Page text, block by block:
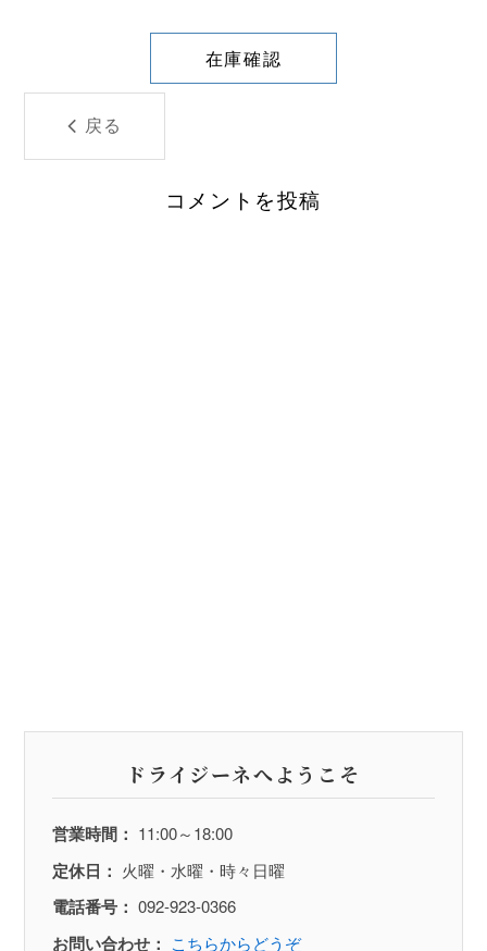
在庫確認
戻る
コメントを投稿
ドライジーネへようこそ
営業時間： 11:00～18:00
定休日： 火曜・水曜・時々日曜
電話番号： 092-923-0366
お問い合わせ： こちらからどうぞ